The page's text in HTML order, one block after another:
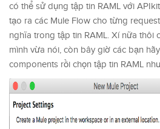
có thể sử dụng tập tin RAML với
tạo ra các Mule Flow cho từng
nghĩa trong tập tin RAML. Xí nữa thôi
mình vừa nói, còn bây giờ các bạn
components rồi chọn tập tin RAML